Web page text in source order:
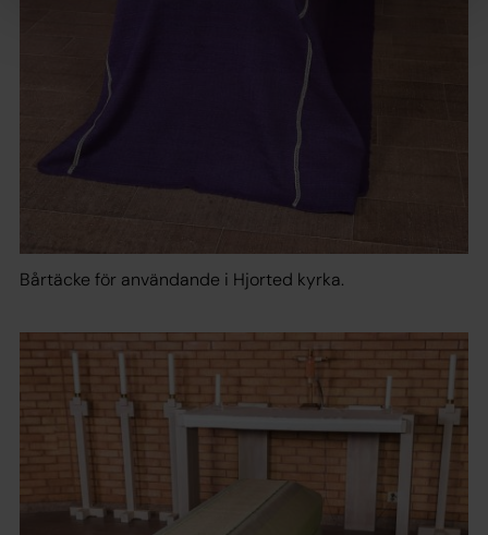
Bårtäcke för användande i Hjorted kyrka.